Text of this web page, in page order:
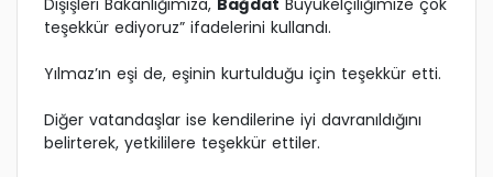
Dışişleri Bakanlığımıza, Bağdat Büyükelçiliğimize çok
teşekkür ediyoruz” ifadelerini kullandı.
Yılmaz’ın eşi de, eşinin kurtulduğu için teşekkür etti.
Diğer vatandaşlar ise kendilerine iyi davranıldığını
belirterek, yetkililere teşekkür ettiler.